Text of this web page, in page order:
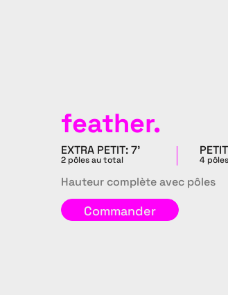
feather.
EXTRA PETIT: 7'
2 pôles au total 4
Hauteur complète avec pôles
Commander